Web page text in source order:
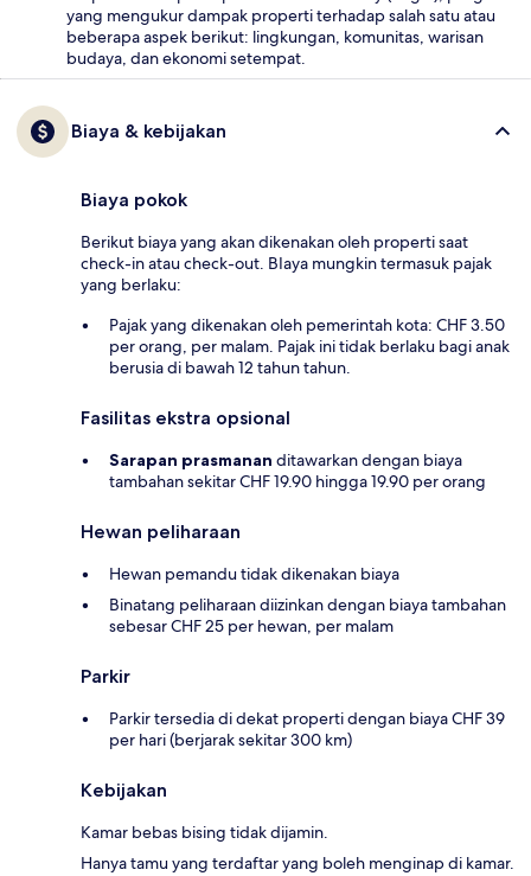
yang mengukur dampak properti terhadap salah satu atau
beberapa aspek berikut: lingkungan, komunitas, warisan
budaya, dan ekonomi setempat.
Biaya & kebijakan
Biaya pokok
Berikut biaya yang akan dikenakan oleh properti saat
check-in atau check-out. BIaya mungkin termasuk pajak
yang berlaku:
Pajak yang dikenakan oleh pemerintah kota: CHF 3.50
per orang, per malam. Pajak ini tidak berlaku bagi anak
berusia di bawah 12 tahun tahun.
Fasilitas ekstra opsional
Sarapan prasmanan ditawarkan dengan biaya
tambahan sekitar CHF 19.90 hingga 19.90 per orang
Hewan peliharaan
Hewan pemandu tidak dikenakan biaya
Binatang peliharaan diizinkan dengan biaya tambahan
sebesar CHF 25 per hewan, per malam
Parkir
Parkir tersedia di dekat properti dengan biaya CHF 39
per hari (berjarak sekitar 300 km)
Kebijakan
Kamar bebas bising tidak dijamin.
Hanya tamu yang terdaftar yang boleh menginap di kamar.